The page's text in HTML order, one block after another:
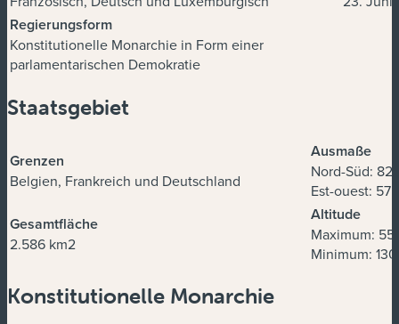
Regierungsform
Konstitutionelle Monarchie in Form einer
parlamentarischen Demokratie
Staatsgebiet
Grenzen
Belgien, Frankreich und Deutschland
Ausmaße
Nord-Süd: 82
Est-ouest: 57
Gesamtfläche
2.586 km2
Altitude
Maximum:
Minimum:
Konstitutionelle Monarchie